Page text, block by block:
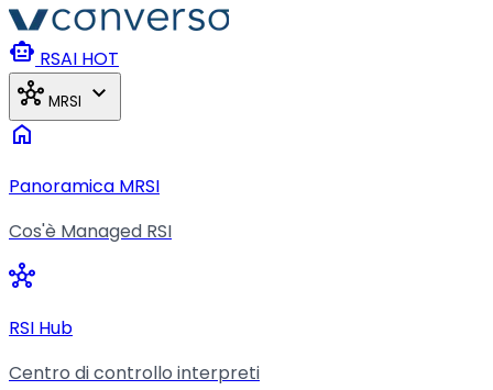
Vai al contenuto principale
smart_toy RSAI HOT
hub MRSI expand_more
home
Panoramica MRSI
Cos'è Managed RSI
hub
RSI Hub
Centro di controllo interpreti